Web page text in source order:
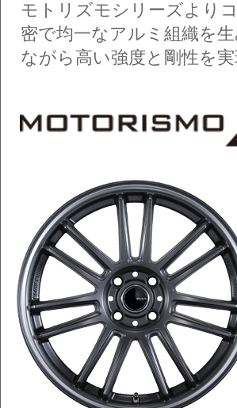
モトリズモシリーズより
密で均一なアルミ組織を
ながら高い強度と剛性を